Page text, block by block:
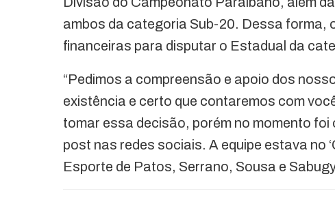
ambos da categoria Sub-20. Dessa forma,
financeiras para disputar o Estadual da
“Pedimos a compreensão e apoio dos
existência e certo que contaremos com
tomar essa decisão, porém no momento foi
post nas redes sociais. A equipe estava no
Esporte de Patos, Serrano, Sousa e